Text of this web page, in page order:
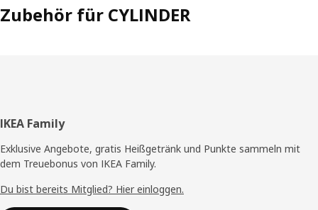
Zubehör für CYLINDER
Fußzeile
IKEA Family
Exklusive Angebote, gratis Heißgetränk und Punkte sammeln mit
dem Treuebonus von IKEA Family.
Du bist bereits Mitglied? Hier einloggen.